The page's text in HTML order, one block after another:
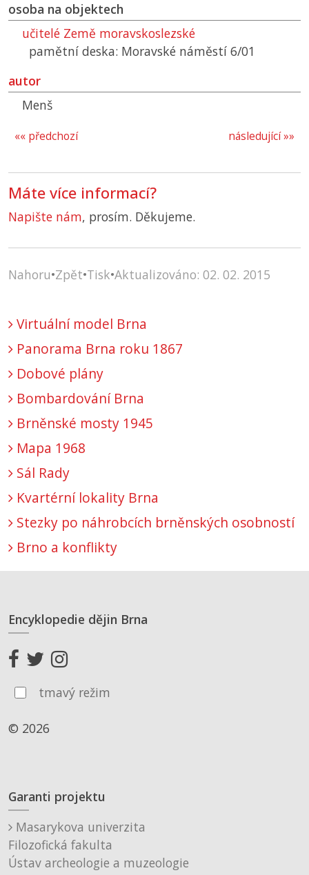
osoba na objektech
učitelé Země moravskoslezské
pamětní deska: Moravské náměstí 6/01
autor
Menš
následující »»
«« předchozí
Máte více informací?
Napište nám, prosím. Děkujeme.
Nahoru•Zpět•Tisk•Aktualizováno: 02. 02. 2015
Virtuální model Brna
Panorama Brna roku 1867
Dobové plány
Bombardování Brna
Brněnské mosty 1945
Mapa 1968
Sál Rady
Kvartérní lokality Brna
Stezky po náhrobcích brněnských osobností
Brno a konflikty
Encyklopedie dějin Brna
tmavý režim
© 2026
Garanti projektu
Masarykova univerzita
Filozofická fakulta
Ústav archeologie a muzeologie